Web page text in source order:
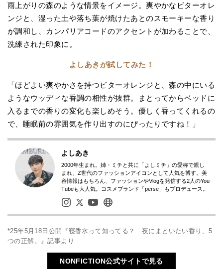
雨上がりの森のような情景をイメージ。爽やかなビターオレ
ンジと、湿った土や落ち葉が焼けたあとのスモーキーな香り
が調和し、カンパリアコードのアクセントが加わることで、
洗練された印象に。
よしあきが試してみた！
「ほどよい爽やかさを持つビターオレンジと、森の中にいる
ようなウッディな香調の相性が抜群。まとってからベッドに
入るまでの香りの変化も楽しめそう。優しく香ってくれるの
で、睡眠前の雰囲気を作り出すのにぴったりですね！」
よしあき
2000年生まれ。姉・ミチと共に「よしミチ」の愛称で親し
まれ、Z世代のファッションアイコンとして人気を博す。美
容情報はもちろん、ファッションやVlogを発信する2人のYou
Tubeも大人気。コスメブランド「perse」もプロデュース。
*25年5月18日公開『寝香水って知ってる？ 夜にまといたい香り、5
つの正解。』記事より
NONFICTION公式サイトで見る